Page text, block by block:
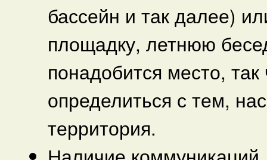
бассейн и так далее)
площадку, летнюю
понадобится место,
определиться с тем,
территория.